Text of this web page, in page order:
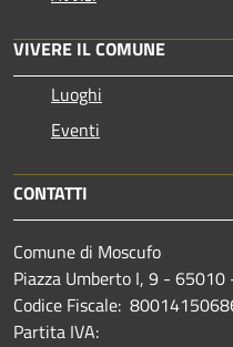
VIVERE IL COMUNE
Luoghi
Eventi
CONTATTI
Comune di Moscufo
Piazza Umberto I, 9 - 65010
Codice Fiscale:
Partita IVA: